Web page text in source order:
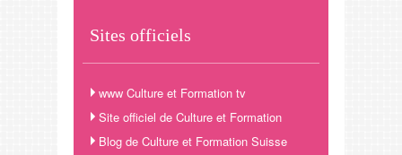
Sites officiels
www Culture et Formation tv
Site officiel de Culture et Formation
Blog de Culture et Formation Suisse